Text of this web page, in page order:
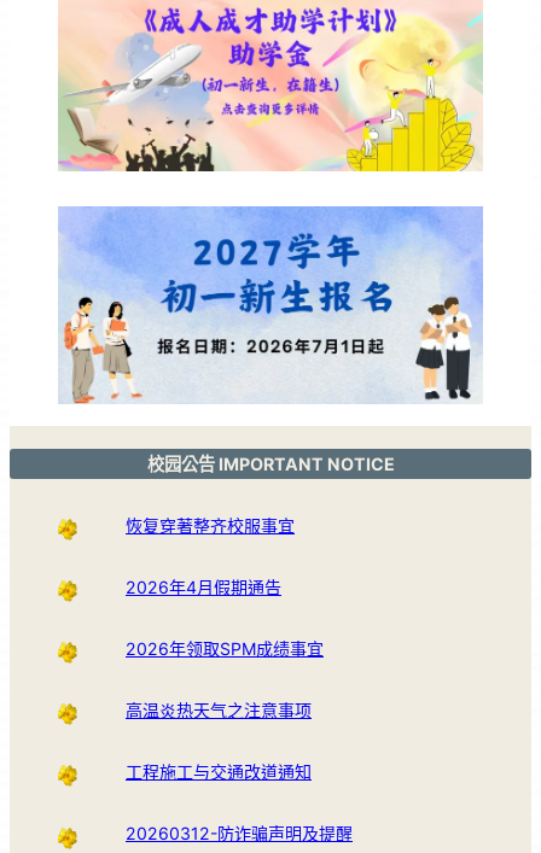
校园公告 IMPORTANT NOTICE
恢复穿著整齐校服事宜
2026年4月假期通告
2026年领取SPM成绩事宜
高温炎热天气之注意事项
工程施工与交通改道通知
20260312-防诈骗声明及提醒